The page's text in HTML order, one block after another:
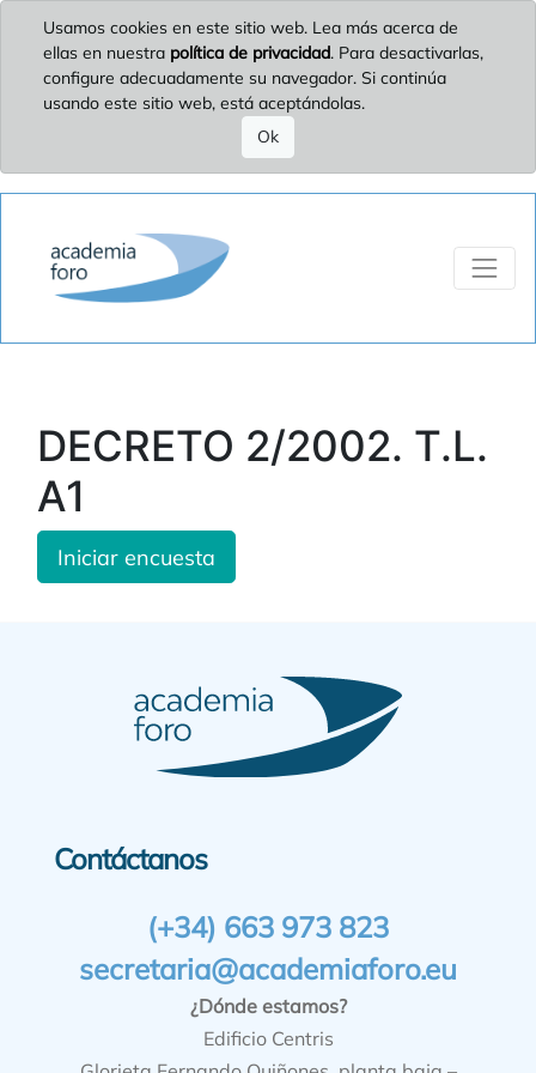
Usamos cookies en este sitio web. Lea más acerca de
ellas en nuestra política de privacidad. Para desactivarlas,
configure adecuadamente su navegador. Si continúa
usando este sitio web, está aceptándolas.
Ok
DECRETO 2/2002. T.L.
A1
Iniciar encuesta
Contáctanos
(+34) 663 973 823
secretaria@academiaforo.eu
¿Dónde estamos?
Edificio Centris